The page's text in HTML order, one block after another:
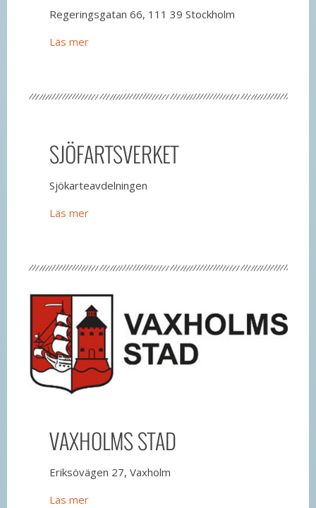
Regeringsgatan 66, 111 39 Stockholm
Läs mer
SJÖFARTSVERKET
Sjökarteavdelningen
Läs mer
VAXHOLMS STAD
Eriksövägen 27, Vaxholm
Läs mer